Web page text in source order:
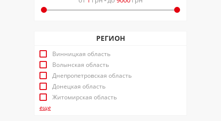
РЕГИОН
Винницкая область
Волынская область
Днепропетровская область
Донецкая область
Житомирская область
еще